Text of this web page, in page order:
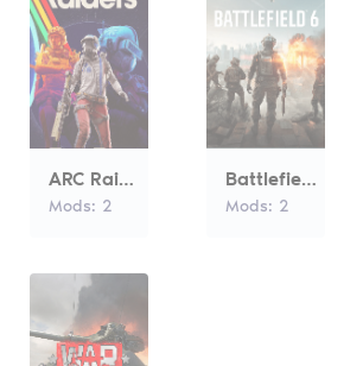
ARC Raiders
Mods: 2
Battlefield™ 6
Mods: 2